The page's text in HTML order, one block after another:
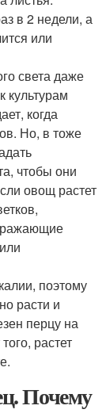
в 2 недели, а
или
света даже
культурам
когда
Но, в тоже
чтобы они
овощ растет
поэтому
расти и
перцу на
растет
Почему